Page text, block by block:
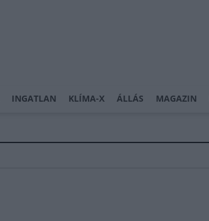
INGATLAN KLÍMA-X ÁLLÁS MAGAZIN